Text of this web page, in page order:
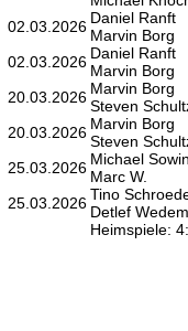
02.03.2026 Daniel Ranft
Marvin Borg
02.03.2026 Daniel Ranft
Marvin Borg
20.03.2026 Marvin Borg
Steven
20.03.2026 Marvin Borg
Steven
25.03.2026 Michael
Marc W.
25.03.2026 Tino
Detlef
Heimspiele: